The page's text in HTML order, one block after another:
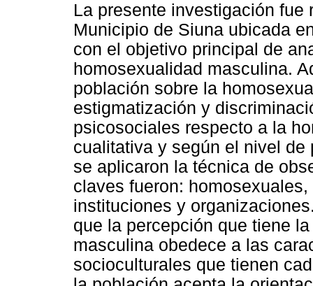
La presente investigación fue
Municipio de Siuna ubicada
con el objetivo principal de
homosexualidad masculina.
población sobre la
estigmatización y
psicosociales respecto a la
cualitativa y según el nivel
se aplicaron la técnica de
claves fueron:
instituciones y
que la percepción que tiene
masculina obedece a las
socioculturales que tienen